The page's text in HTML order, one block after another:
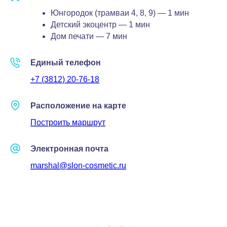
Юнгородок (трамваи 4, 8, 9) — 1 мин
Детский экоцентр — 1 мин
Дом печати — 7 мин
Единый телефон
+7 (3812) 20-76-18
Расположение на карте
Построить маршрут
Электронная почта
marshal@slon-cosmetic.ru
Остались вопросы?
Мы свяжемся с вами в ближайшее
Ваше имя
Клиника на Маршала Жукова, 156
Ежедневно с 9:00 до 20:00